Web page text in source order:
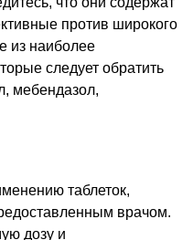
против широкого
из наиболее
следует обратить
мебендазол,
таблеток,
врачом.
дозу и